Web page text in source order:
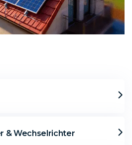
& Wechselrichter